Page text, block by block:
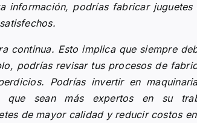
información, podrías fabricar
continua. Esto implica que siempre
podrías revisar tus procesos de
Podrías invertir en
que sean más expertos en su
de mayor calidad y reducir costos